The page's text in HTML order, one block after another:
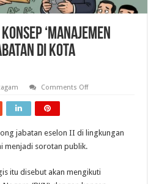
‘Manajemen
Di Kota
Comments Offon
‘Manajemen
Kota
jabatan eselon II di lingkungan
menjadi sorotan publik.
itu disebut akan mengikuti